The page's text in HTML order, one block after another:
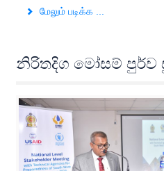
மேலும் படிக்க ...
නිරිතදිග මෝසම් පුර්ව